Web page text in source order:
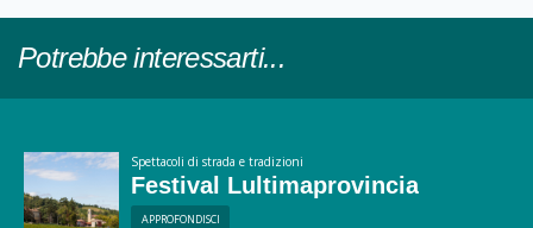
Potrebbe interessarti...
Spettacoli di strada e tradizioni
Festival Lultimaprovincia
APPROFONDISCI